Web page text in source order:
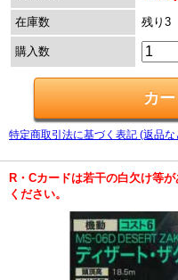
在庫数 残り3
購入数
特定商取引法に基づく表記 (返品な
R・Cカードは若干の白欠け等
ください。